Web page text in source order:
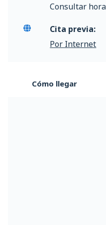
Consultar
Cita previa:
Por Internet
Cómo llegar